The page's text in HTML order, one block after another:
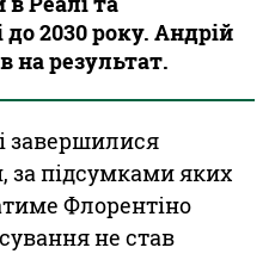
2030 року. Андрій
на результат.
завершилися
за підсумками яких
Флорентіно
не став